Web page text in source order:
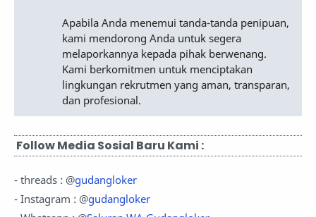
Apabila Anda menemui tanda-tanda penipuan,
kami mendorong Anda untuk segera
melaporkannya kepada pihak berwenang.
Kami berkomitmen untuk menciptakan
lingkungan rekrutmen yang aman, transparan,
dan profesional.
Follow Media Sosial Baru Kami :
- threads : @gudangloker
- Instagram : @gudangloker